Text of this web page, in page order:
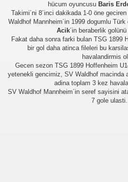
hücum oyuncusu Baris
Takimi´ni 8´inci dakikada 1-0 öne
Waldhof Mannheim´in 1999 dogumlu
Acik´in beraberlik
Fakat daha sonra farki bulan TSG 1899
bir gol daha atinca fileleri bu
havalandirmis
Gecen sezon TSG 1899 Hoffenheim
yetenekli gencimiz, SV Waldhof macinda
adina toplam 3 kez
SV Waldhof Mannheim´in seref sayisini
7 gole ulasti.